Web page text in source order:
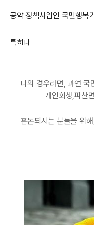
공약 정책사업인 국민행복
특히나
나의 경우라면, 과연 국
개인회생,파산
혼돈되시는 분들을 위